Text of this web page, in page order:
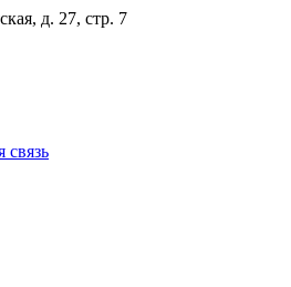
д. 27, стр. 7
связь